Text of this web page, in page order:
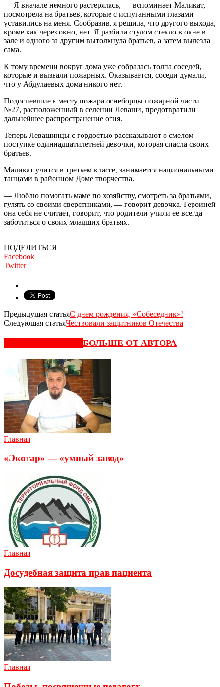
— Я вначале немного растерялась, — вспоминает Маликат, —
посмотрела на братьев, которые с испуганными глазами
уставились на меня. Сообразив, я решила, что другого выхода,
кроме как через окно, нет. Я разбила стулом стекло в окне в
зале и одного за другим вытолкнула братьев, а затем вылезла
сама.
К тому времени вокруг дома уже собралась толпа соседей,
которые и вызвали пожарных. Оказывается, соседи думали,
что у Абдулаевых дома никого нет.
Подоспевшие к месту пожара огнеборцы пожарной части
№27, расположенный в селении Леваши, предотвратили
дальнейшее распространение огня.
Теперь Левашинцы с гордостью рассказывают о смелом
поступке одиннадцатилетней девочки, которая спасла своих
братьев.
Маликат учится в третьем классе, занимается национальными
танцами в районном Доме творчества.
— Люблю помогать маме по хозяйству, смотреть за братьями,
гулять со своими сверстниками, — говорит девочка. Героиней
она себя не считает, говорит, что родители учили ее всегда
заботиться о своих младших братьях.
ПОДЕЛИТЬСЯ
Facebook
Twitter
Предыдущая статьяС днем рождения, «Собеседник»!
Следующая статьяЧествовали защитников Отечества
БОЛЬШЕ ОТ АВТОРА
Главная
«Экотар» — «умный завод»
Главная
Досудебная защита прав пациента
Главная